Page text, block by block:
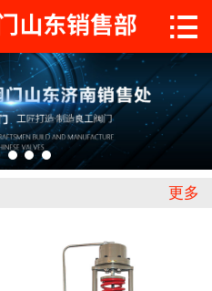
 首页
关于工良
产品中心
工程案例
联系我们

更多